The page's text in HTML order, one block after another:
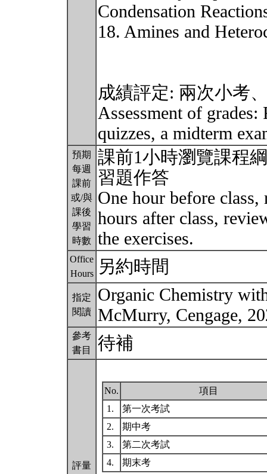
Condensation
18. Amines and
成績評定: 兩次小考
Assessment of
quizzes, a midterm
預期
每週
課前
或/與
課後
學習
時數
課前1小時瀏覽課程
習題作答
One hour before
hours after class,
the exercises.
Office
Hours
另約時間
指定
閱讀
Organic Chemistry
McMurry, Cengage,
參考
書目
待補
評量
No.
項目
1.
第一次考試
2.
期中考
3.
第二次考試
4.
期末考